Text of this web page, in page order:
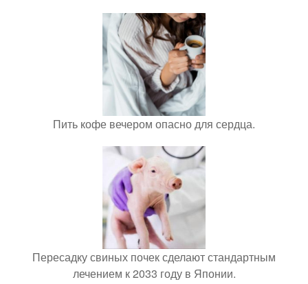
Пить кофе вечером опасно для сердца.
Пересадку свиных почек сделают стандартным
лечением к 2033 году в Японии.